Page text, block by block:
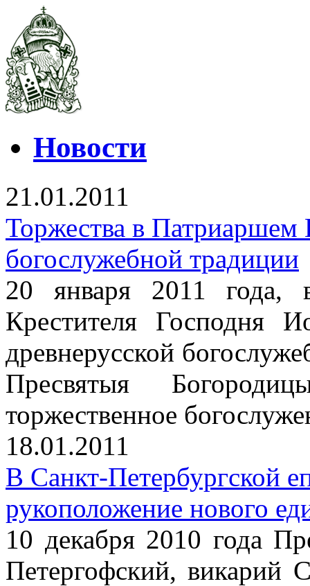
Новости
21.01.2011
Торжества в Патриаршем
богослужебной традиции
20 января 2011 года,
Крестителя Господня
древнерусской
Пресвятыя
торжественное
18.01.2011
В Санкт-Петербургской
рукоположение нового
10 декабря 2010 года
Петергофский, викарий